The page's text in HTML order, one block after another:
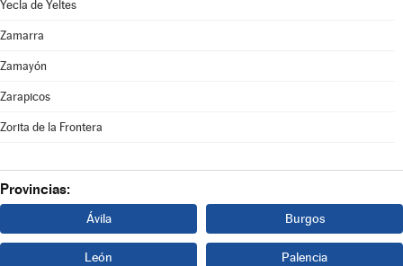
Yecla de Yeltes
Zamarra
Zamayón
Zarapicos
Zorita de la Frontera
Provincias:
Ávila Burgos
León Palencia